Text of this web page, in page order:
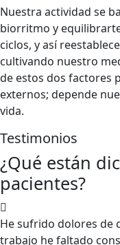
Nuestra actividad se
biorritmo y
ciclos, y así
cultivando nuestro
de estos dos factores
externos; depende
vida.
Testimonios
¿Qué están
pacientes?
He sufrido dolores de
trabajo he faltado